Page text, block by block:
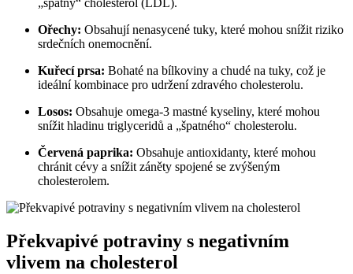
„špatný“ cholesterol (LDL).
Ořechy: Obsahují nenasycené tuky, které mohou snížit riziko
srdečních onemocnění.
Kuřecí prsa: Bohaté na bílkoviny a chudé na tuky, což je
ideální kombinace pro udržení zdravého cholesterolu.
Losos: Obsahuje omega-3 mastné kyseliny, které mohou
snížit hladinu triglyceridů a „špatného“ cholesterolu.
Červená paprika: Obsahuje antioxidanty, které mohou
chránit cévy a snížit záněty spojené se zvýšeným
cholesterolem.
Překvapivé potraviny s negativním
vlivem na cholesterol